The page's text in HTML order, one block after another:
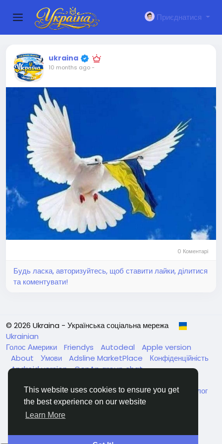
This website uses cookies to ensure you get
the best experience on our website
Learn More
Приєднатися
ukraina
10 months ago-
0 Коментарі
Будь ласка, авторизуйтесь, щоб ставити лайки, ділитися
та коментувати!
© 2026 Ukraina - Українська соціальна мережа
Ukrainian
Голос Америки
Friendys Autodeal
Apple version
About
Умови Adsline MarketPlace
Конфіденційність
Android version GenAp group chat
Нагодуйте голодних та безпритульних в Україні
Каталог